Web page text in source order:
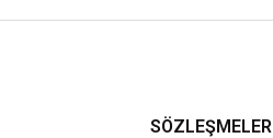
SÖZLEŞMELER